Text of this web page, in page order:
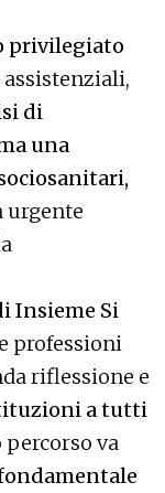
privilegiato
di
una
urgente
Insieme Si
professioni
riflessione e
a tutti
va